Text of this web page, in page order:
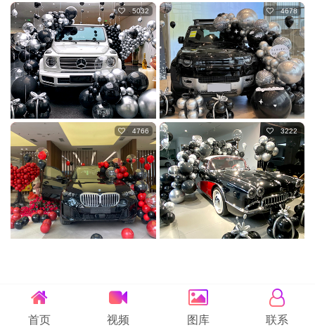
5032 4678
4766 3222
首页 视频 图库 联系